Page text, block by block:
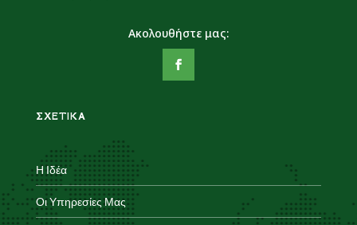
ΣΧΕΤΙΚΑ
Η Ιδέα
Οι Υπηρεσίες Μας